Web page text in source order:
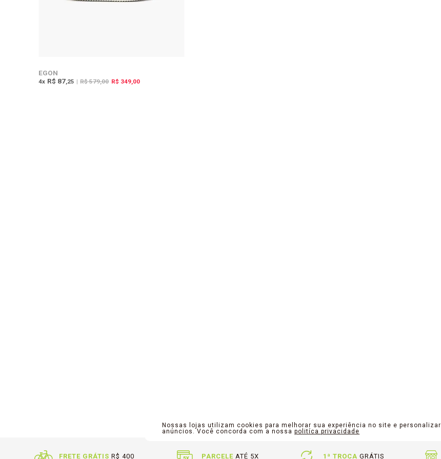
EGON
4x R$ 87,25 | R$ 579,00 R$ 349,00
FRETE GRÁTIS R$ 400 PARCELEATÉ 5X 1ª TROCA GRÁTIS
Nossas lojas utilizam cookies para melhorar sua experiência no site e personalizar
anúncios. Você concorda com a nossapolitíca privacidade